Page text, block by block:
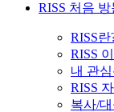
RISS 처음
RISS란
RISS
내 관
RISS
복사/